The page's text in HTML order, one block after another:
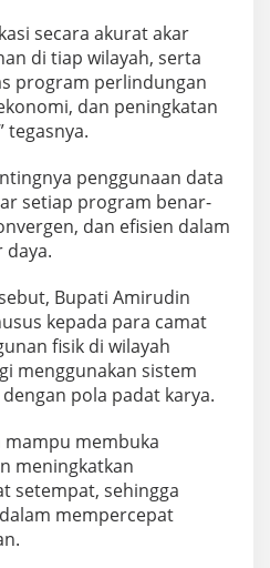
secara akurat akar
di tiap wilayah, serta
program perlindungan
dan peningkatan
tegasnya.
penggunaan data
setiap program benar-
dan efisien dalam
daya.
Bupati Amirudin
kepada para camat
fisik di wilayah
menggunakan sistem
pola padat karya.
mampu membuka
meningkatkan
setempat, sehingga
mempercepat